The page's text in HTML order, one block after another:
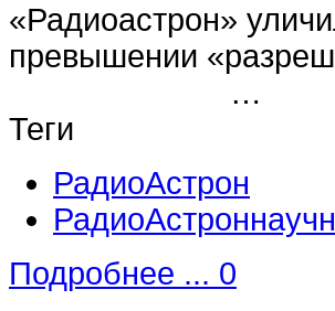
«Радиоастрон»
превышении
…
Теги
РадиоАстрон
Подробнее ... 0